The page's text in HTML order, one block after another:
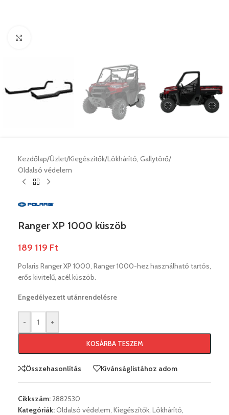
Kezdőlap/Üzlet/Kiegészítők/Lökhárító, Gallytörő/
Oldalsó védelem
Ranger XP 1000 küszöb
189 119 Ft
Polaris Ranger XP 1000, Ranger 1000-hez használható tartós,
erős kivitelű, acél küszöb.
Engedélyezett utánrendelésre
- +
KOSÁRBA TESZEM
Összehasonlítás Kívánságlistához adom
Cikkszám:2882530
Kategóriák:Oldalsó védelem, Kiegészítők, Lökhárító,